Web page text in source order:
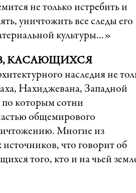
не только истребить и
уничтожить все следы его
культуры...»
КАСАЮЩИХСЯ
наследия не
Нахиджевана, Западной
которым сотни
общемирового
Многие из
что говорит об
того, кто и на чьей